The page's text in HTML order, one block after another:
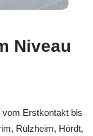
Niveau
Erstkontakt bis
Rülzheim, Hördt,